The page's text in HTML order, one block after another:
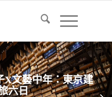
X文藝中年：東京建
六日